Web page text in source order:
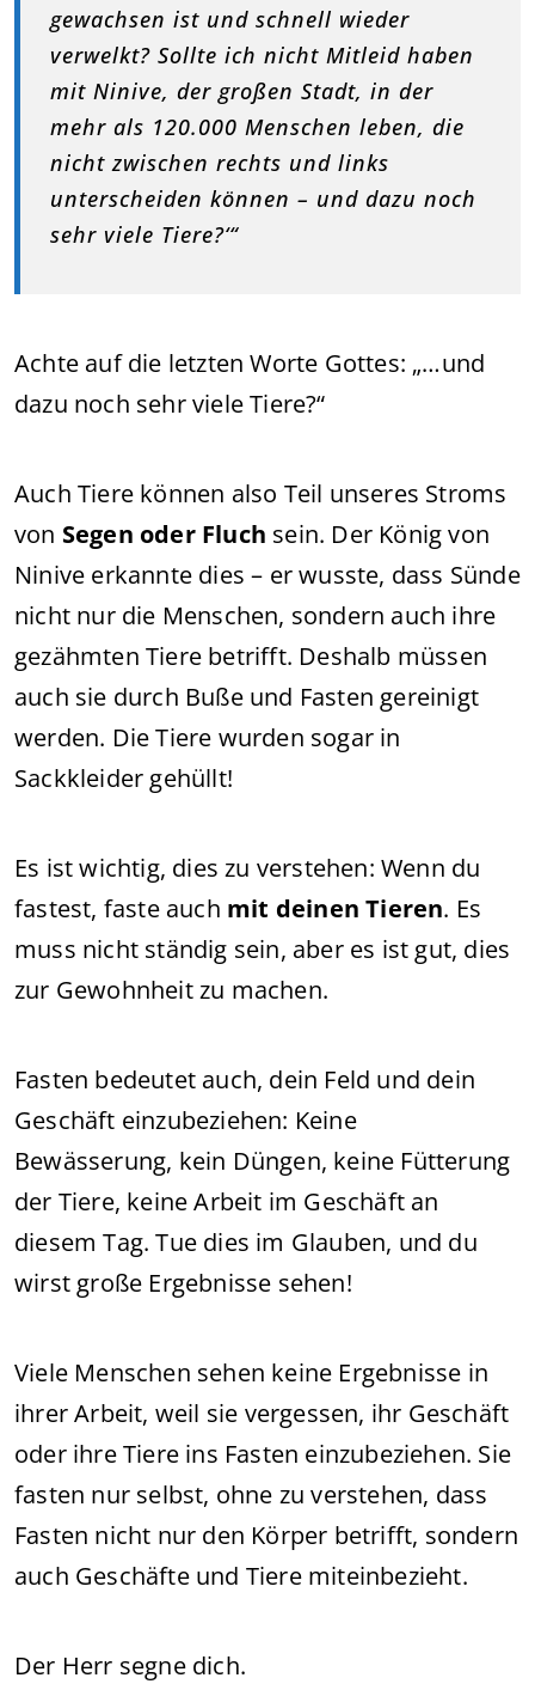
gewachsen ist und schnell wieder
verwelkt? Sollte ich nicht Mitleid haben
mit Ninive, der großen Stadt, in der
mehr als 120.000 Menschen leben, die
nicht zwischen rechts und links
unterscheiden können – und dazu noch
sehr viele Tiere?‘“
Achte auf die letzten Worte Gottes: „…und
dazu noch sehr viele Tiere?“
Auch Tiere können also Teil unseres Stroms
von Segen oder Fluch sein. Der König von
Ninive erkannte dies – er wusste, dass Sünde
nicht nur die Menschen, sondern auch ihre
gezähmten Tiere betrifft. Deshalb müssen
auch sie durch Buße und Fasten gereinigt
werden. Die Tiere wurden sogar in
Sackkleider gehüllt!
Es ist wichtig, dies zu verstehen: Wenn du
fastest, faste auch mit deinen Tieren. Es
muss nicht ständig sein, aber es ist gut, dies
zur Gewohnheit zu machen.
Fasten bedeutet auch, dein Feld und dein
Geschäft einzubeziehen: Keine
Bewässerung, kein Düngen, keine Fütterung
der Tiere, keine Arbeit im Geschäft an
diesem Tag. Tue dies im Glauben, und du
wirst große Ergebnisse sehen!
Viele Menschen sehen keine Ergebnisse in
ihrer Arbeit, weil sie vergessen, ihr Geschäft
oder ihre Tiere ins Fasten einzubeziehen. Sie
fasten nur selbst, ohne zu verstehen, dass
Fasten nicht nur den Körper betrifft, sondern
auch Geschäfte und Tiere miteinbezieht.
Der Herr segne dich.